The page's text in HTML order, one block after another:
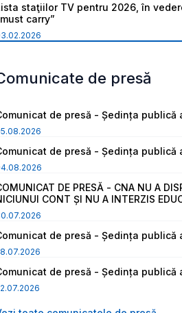
staţiilor TV pentru 2026, în
carry”
de presă
de presă - Ședința publică
de presă - Ședința publică
DE PRESĂ - CNA NU A
CONT ȘI NU A INTERZIS
de presă - Ședința publică
de presă - Ședința publică